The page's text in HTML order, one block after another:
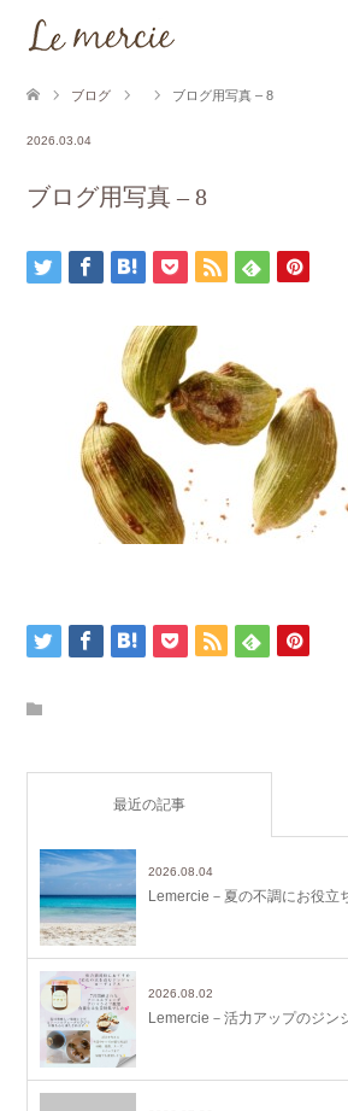
ブログ ブログ用写真 – 8
2026.03.04
ブログ用写真 – 8
最近の記事
2026.08.04
Lemercie－夏の不調にお役立
2026.08.02
Lemercie－活力アップのジン